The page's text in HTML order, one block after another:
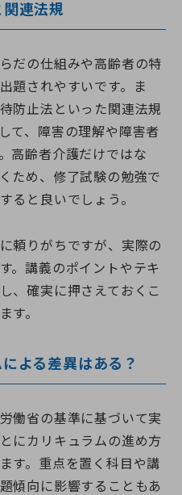
連法規
だの仕組みや高齢者の特
題されやすいです。ま
防止法といった関連法規
て、障害の理解や障害者
高齢者介護だけではな
ため、修了試験の勉強で
ると良いでしょう。
頼りがちですが、実際の
。講義のポイントやテキ
、確実に押さえておくこ
す。
よる差異はある？
働省の基準に基づいて実
にカリキュラムの進め方
す。重点を置く科目や講
傾向に影響することもあ